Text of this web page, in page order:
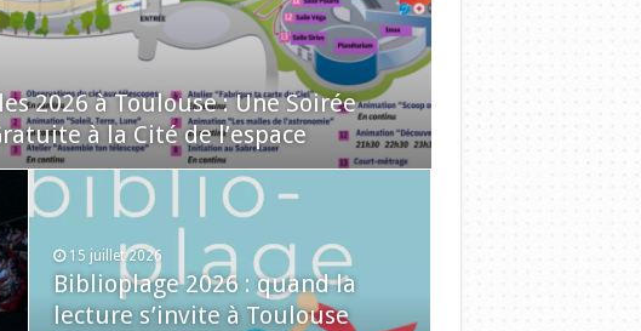
2026 à Toulouse : Une Soirée
à la Cité de l’espace
15 juillet 2026
Biblioplage 2026 : quand la
lecture s’invite à Toulouse